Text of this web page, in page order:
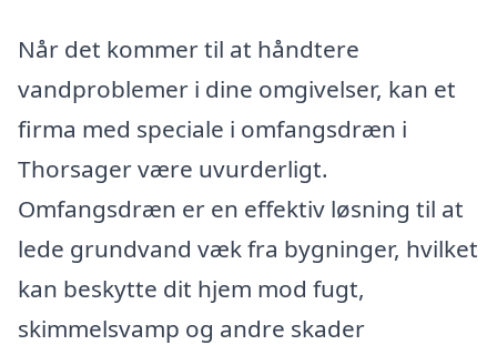
Når det kommer til at håndtere
vandproblemer i dine omgivelser, kan et
firma med speciale i omfangsdræn i
Thorsager være uvurderligt.
Omfangsdræn er en effektiv løsning til at
lede grundvand væk fra bygninger, hvilket
kan beskytte dit hjem mod fugt,
skimmelsvamp og andre skader